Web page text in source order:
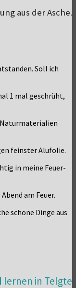
aus der Asche.
Soll ich
1 mal geschrüht,
feins­ter Alufolie.
in mei­ne Feu­er­
am Feuer.
schö­ne Din­ge aus
lernen in Telgte